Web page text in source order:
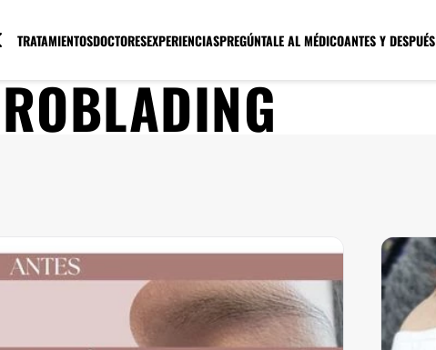
TRATAMIENTOSDOCTORESEXPERIENCIASPREGÚNTALE AL MÉDICOANTES Y DESPUÉS